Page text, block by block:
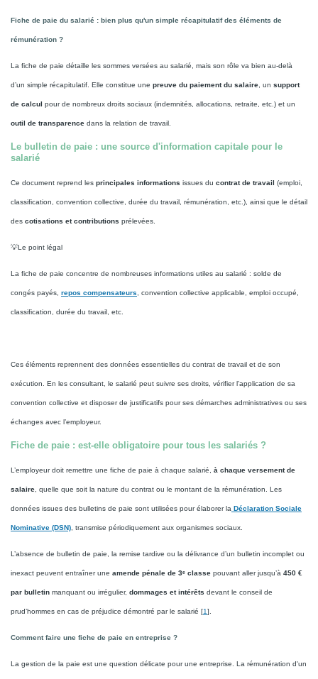
Fiche de paie du salarié : bien plus qu'un simple récapitulatif des éléments de
rémunération ?
La fiche de paie détaille les sommes versées au salarié, mais son rôle va bien au‑delà
d’un simple récapitulatif. Elle constitue une preuve du paiement du salaire , un support
de calcul pour de nombreux droits sociaux (indemnités, allocations, retraite, etc.) et un
outil de transparence dans la relation de travail.
Le bulletin de paie : une source d'information capitale pour le
salarié
Ce document reprend les principales informations issues du contrat de travail (emploi,
classification, convention collective, durée du travail, rémunération, etc.), ainsi que le détail
des cotisations et contributions prélevées.
💡Le point légal
La fiche de paie concentre de nombreuses informations utiles au salarié : solde de
congés payés, repos compensateurs , convention collective applicable, emploi occupé,
classification, durée du travail, etc.
Ces éléments reprennent des données essentielles du contrat de travail et de son
exécution. En les consultant, le salarié peut suivre ses droits, vérifier l’application de sa
convention collective et disposer de justificatifs pour ses démarches administratives ou ses
échanges avec l’employeur.
Fiche de paie : est-elle obligatoire pour tous les salariés ?
L’employeur doit remettre une fiche de paie à chaque salarié, à chaque versement de
salaire , quelle que soit la nature du contrat ou le montant de la rémunération. Les
données issues des bulletins de paie sont utilisées pour élaborer la Déclaration Sociale
Nominative (DSN) , transmise périodiquement aux organismes sociaux.
L’absence de bulletin de paie, la remise tardive ou la délivrance d’un bulletin incomplet ou
inexact peuvent entraîner une amende pénale de 3ᵉ classe pouvant aller jusqu’à 450 €
par bulletin manquant ou irrégulier, dommages et intérêts devant le conseil de
prud’hommes en cas de préjudice démontré par le salarié [1].
Comment faire une fiche de paie en entreprise ?
La gestion de la paie est une question délicate pour une entreprise. La rémunération d'un